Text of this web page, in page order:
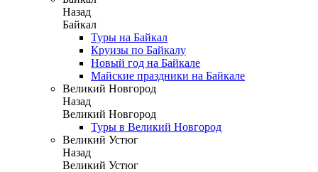
Назад
Байкал
Туры на Байкал
Круизы по Байкалу
Новый год на Байкале
Майские праздники на Байкале
Великий Новгород
Назад
Великий Новгород
Туры в Великий Новгород
Великий Устюг
Назад
Великий Устюг